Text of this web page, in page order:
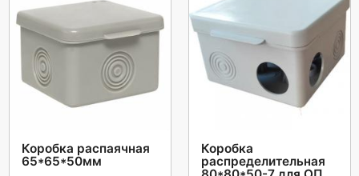
Коробка распаячная
65*65*50мм
Коробка
распределительная